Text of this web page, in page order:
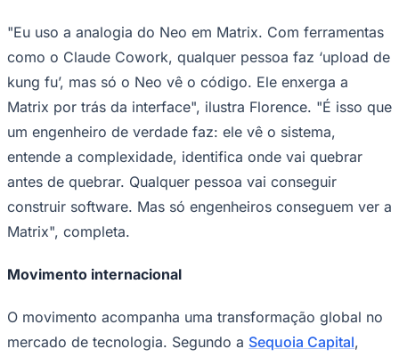
"Eu uso a analogia do Neo em Matrix. Com ferramentas
como o Claude Cowork, qualquer pessoa faz ‘upload de
kung fu’, mas só o Neo vê o código. Ele enxerga a
Matrix por trás da interface", ilustra Florence. "É isso que
um engenheiro de verdade faz: ele vê o sistema,
entende a complexidade, identifica onde vai quebrar
antes de quebrar. Qualquer pessoa vai conseguir
construir software. Mas só engenheiros conseguem ver a
Matrix", completa.
Movimento internacional
O movimento acompanha uma transformação global no
mercado de tecnologia. Segundo a Sequoia Capital,